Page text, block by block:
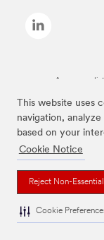
This website uses
navigation,
based on your
Cookie Notice
Reject Non-
Cookie
As marcas